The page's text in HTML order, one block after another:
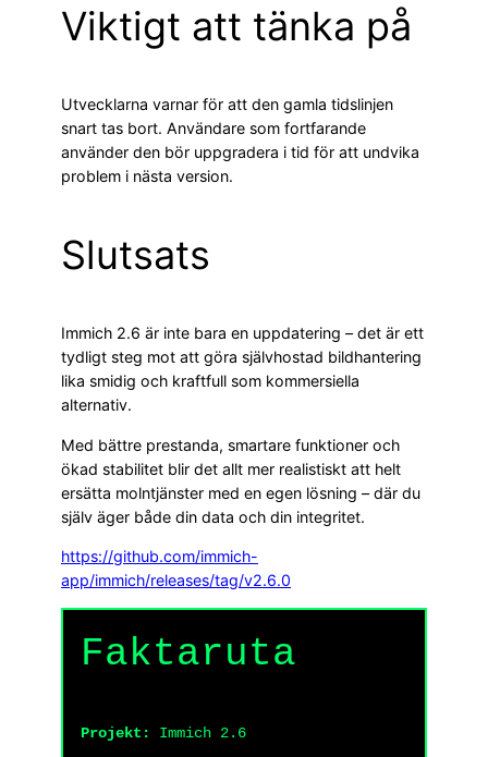
Viktigt att tänka på
Utvecklarna varnar för att den gamla tidslinjen
snart tas bort. Användare som fortfarande
använder den bör uppgradera i tid för att undvika
problem i nästa version.
Slutsats
Immich 2.6 är inte bara en uppdatering – det är ett
tydligt steg mot att göra självhostad bildhantering
lika smidig och kraftfull som kommersiella
alternativ.
Med bättre prestanda, smartare funktioner och
ökad stabilitet blir det allt mer realistiskt att helt
ersätta molntjänster med en egen lösning – där du
själv äger både din data och din integritet.
https://github.com/immich-
app/immich/releases/tag/v2.6.0
Faktaruta
Projekt: Immich 2.6